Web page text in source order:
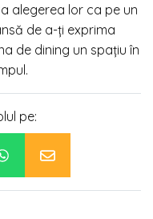
alegerea lor ca pe un
de a-ți exprima
de dining un spațiu în
pe: